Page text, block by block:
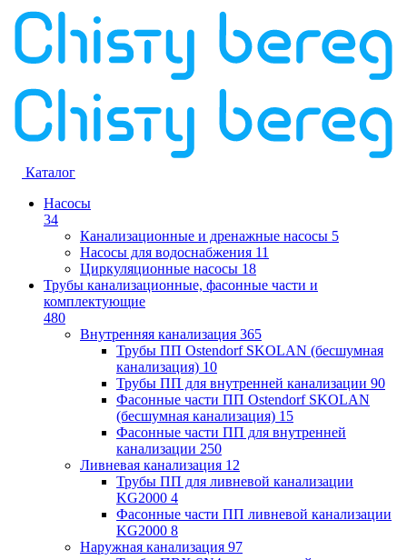
Каталог
Насосы
34
Канализационные и дренажные насосы 5
Насосы для водоснабжения 11
Циркуляционные насосы 18
Трубы канализационные, фасонные части и
комплектующие
480
Внутренняя канализация 365
Трубы ПП Ostendorf SKOLAN (бесшумная
канализация) 10
Трубы ПП для внутренней канализации 90
Фасонные части ПП Ostendorf SKOLAN
(бесшумная канализация) 15
Фасонные части ПП для внутренней
канализации 250
Ливневая канализация 12
Трубы ПП для ливневой канализации
KG2000 4
Фасонные части ПП ливневой канализации
KG2000 8
Наружная канализация 97